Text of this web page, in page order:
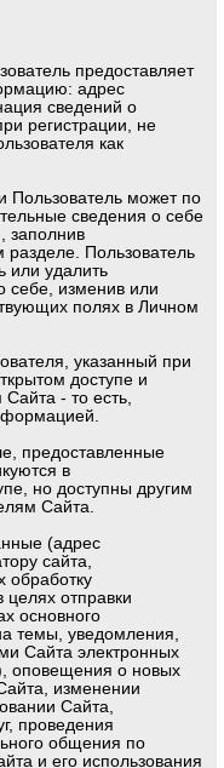
предоставляет
адрес
сведений о
регистрации, не
как
Пользователь может по
сведения о себе
заполнив
Пользователь
или удалить
себе, изменив или
полях в Личном
указанный при
доступе и
- то есть,
предоставленные
в
но доступны другим
Сайта.
(адрес
сайта,
обработку
отправки
основного
темы, уведомления,
Сайта электронных
оповещения о новых
изменении
Сайта,
проведения
общения по
и его использования